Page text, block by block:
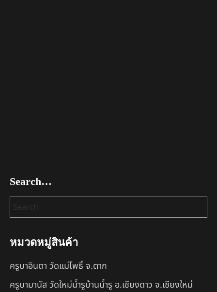
Search…
หมวดหมู่สินค้า
ครูบาอินตา วัดแม่โพธิ์ จ.ตาก
ครูบามานัส วัดใหม่น้ำรูบ้านน้ำรู อ.เชียงดาว จ.เชียงใหม่